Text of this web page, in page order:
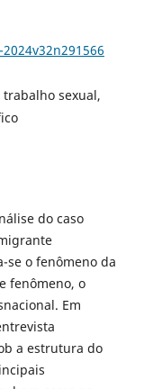
sexual,
do caso
se o fenômeno da
fenômeno, o
Em
a estrutura do